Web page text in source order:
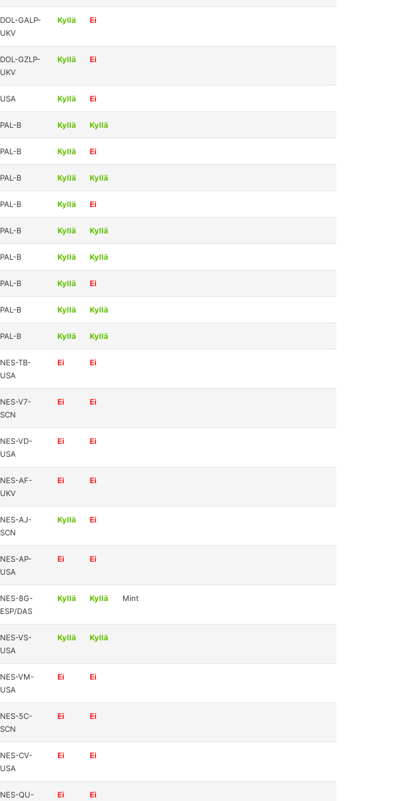
DOL-GALP-
UKV
Kyllä Ei
DOL-GZLP-
UKV
Kyllä Ei
USA Kyllä Ei
PAL-B Kyllä Kyllä
PAL-B Kyllä Ei
PAL-B Kyllä Kyllä
PAL-B Kyllä Ei
PAL-B Kyllä Kyllä
PAL-B Kyllä Kyllä
PAL-B Kyllä Ei
PAL-B Kyllä Kyllä
PAL-B Kyllä Kyllä
NES-TB-
USA
Ei Ei
NES-V7-
SCN
Ei Ei
NES-VD-
USA
Ei Ei
NES-AF-
UKV
Ei Ei
NES-AJ-
SCN
Kyllä Ei
NES-AP-
USA
Ei Ei
NES-8G-
ESP/DAS
Kyllä Kyllä Mint
NES-VS-
USA
Kyllä Kyllä
NES-VM-
USA
Ei Ei
NES-5C-
SCN
Ei Ei
NES-CV-
USA
Ei Ei
NES-QU-
Ei Ei